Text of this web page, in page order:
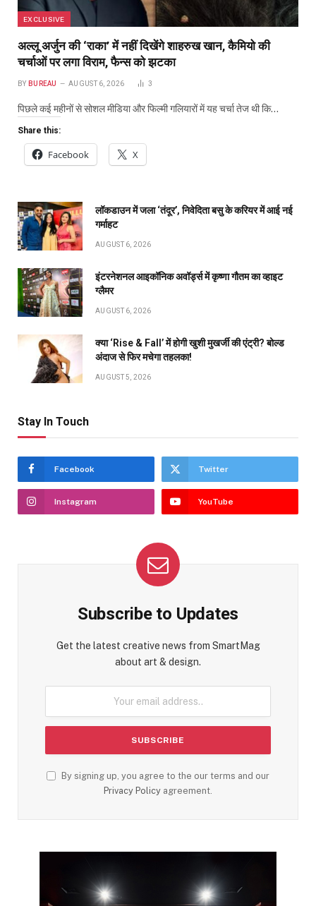
EXCLUSIVE
अल्लू अर्जुन की ‘राका’ में नहीं दिखेंगे शाहरुख खान, कैमियो की
चर्चाओं पर लगा विराम, फैन्स को झटका
BY BUREAU AUGUST 6, 2026 3
पिछले कई महीनों से सोशल मीडिया और फिल्मी गलियारों में यह चर्चा तेज थी कि…
Share this:
Facebook X
लॉकडाउन में जला ‘तंदूर’, निवेदिता बसु के करियर में आई नई
गर्माहट
AUGUST 6, 2026
इंटरनेशनल आइकॉनिक अवॉर्ड्स में कृष्णा गौतम का व्हाइट
ग्लैमर
AUGUST 6, 2026
क्या ‘Rise & Fall’ में होगी खुशी मुखर्जी की एंट्री? बोल्ड
अंदाज से फिर मचेगा तहलका!
AUGUST 5, 2026
Stay In Touch
Facebook Twitter
Instagram YouTube
Subscribe to Updates
Get the latest creative news from SmartMag
about art & design.
By signing up, you agree to the our terms and our
Privacy Policy agreement.